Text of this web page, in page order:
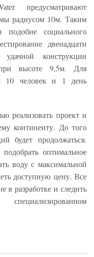
предусматривают
радиусом 10м. Таким
подобие социального
двенадцати
конструкции
высоте 9,5м. Для
10 человек и 1 день
реализовать проект и
континенту. До того
будет продолжаться.
оптимальное
воду с максимальной
доступную цену. Все
в разработке и следить